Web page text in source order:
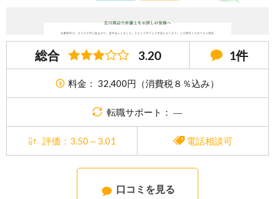
総合 3.20 1件
料金： 32,400円（消費税８％込み）
転職サポート： ―
評価：3.50～3.01 電話相談可
口コミを見る